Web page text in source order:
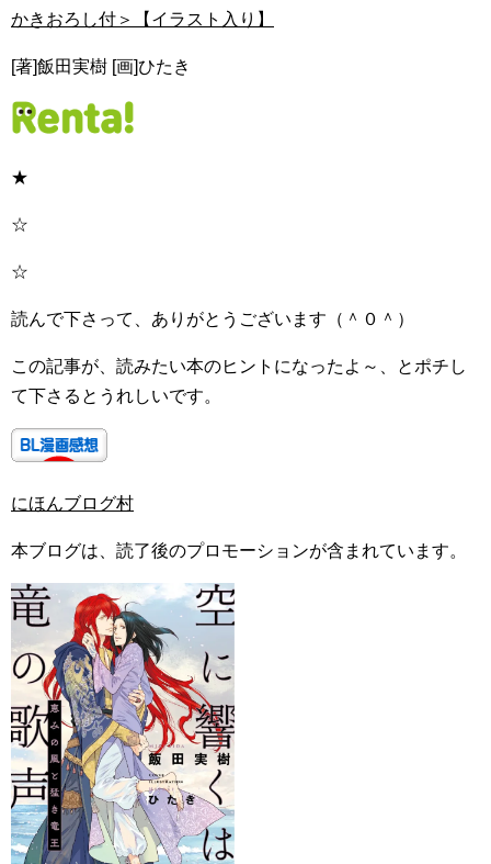
かきおろし付＞【イラスト入り】
[著]飯田実樹 [画]ひたき
★
☆
☆
読んで下さって、ありがとうございます（＾０＾）
この記事が、読みたい本のヒントになったよ～、とポチし
て下さるとうれしいです。
にほんブログ村
本ブログは、読了後のプロモーションが含まれています。